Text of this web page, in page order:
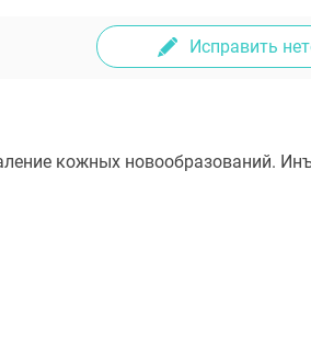
Исправить
кожных новообразований.